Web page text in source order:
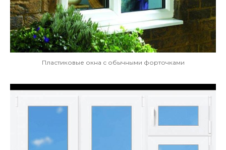
Пластиковые окна с обычными форточками